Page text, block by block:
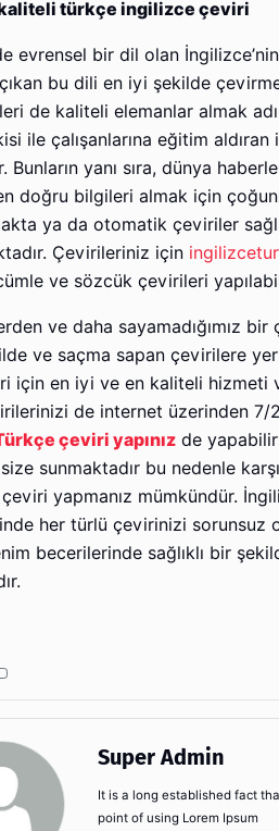
türkçe ingilizce çeviri
evrensel bir dil olan
çıkan bu dili en iyi şekilde
de kaliteli elemanlar almak
ile çalışanlarına eğitim
Bunların yanı sıra, dünya
doğru bilgileri almak için
ya da otomatik çeviriler
Çevirileriniz için
ve sözcük çevirileri
ve daha sayamadığımız
ve saçma sapan çevirilere
için en iyi ve en kaliteli hizmeti
de internet üzerinden
çeviri yapınız de
sunmaktadır bu nedenle
yapmanız mümkündür.
her türlü çevirinizi
becerilerinde sağlıklı bir
Super Admin
It is a long established fact
point of using Lorem Ipsum